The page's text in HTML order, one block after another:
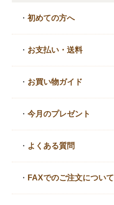
・初めての方へ
・ お支払い・送料
・ お買い物ガイド
・今月のプレゼント
・ よくある質問
・ FAXでのご注文について